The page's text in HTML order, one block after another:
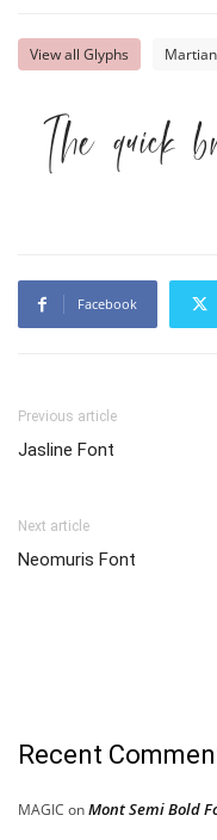
View all Glyphs
The quick
Facebook
Previous article
Jasline Font
Next article
Neomuris Font
Recent
MAGIC onMont Semi Bold